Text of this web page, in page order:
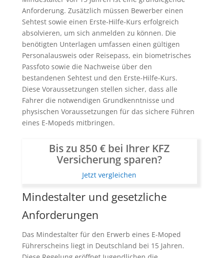
Anforderung. Zusätzlich müssen Bewerber einen
Sehtest sowie einen Erste-Hilfe-Kurs erfolgreich
absolvieren, um sich anmelden zu können. Die
benötigten Unterlagen umfassen einen gültigen
Personalausweis oder Reisepass, ein biometrisches
Passfoto sowie die Nachweise über den
bestandenen Sehtest und den Erste-Hilfe-Kurs.
Diese Voraussetzungen stellen sicher, dass alle
Fahrer die notwendigen Grundkenntnisse und
physischen Voraussetzungen für das sichere Führen
eines E-Mopeds mitbringen.
Bis zu 850 € bei Ihrer KFZ
Versicherung sparen?
Jetzt vergleichen
Mindestalter und gesetzliche
Anforderungen
Das Mindestalter für den Erwerb eines E-Moped
Führerscheins liegt in Deutschland bei 15 Jahren.